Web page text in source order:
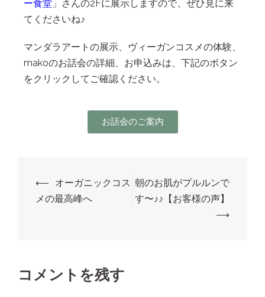
ー食堂 」さんの2Fに展示しますので、ぜひ見に来
てくださいね♪
マンダラアートの展示、ヴィーガンコスメの体験、
makoのお話会の詳細、お申込みは、下記のボタン
をクリックしてご確認ください。
お話会のご案内
⟵
オーガニックコス
メの最高峰へ
朝のお肌がプルルンで
す〜♪♪【お客様の声】
⟶
コメントを残す